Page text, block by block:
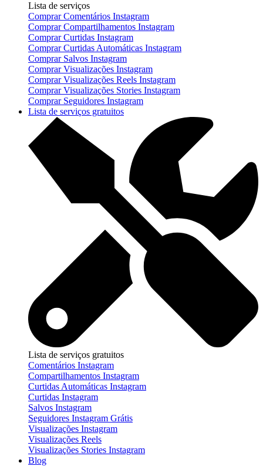
Lista de serviços
Comprar Comentários Instagram
Comprar Compartilhamentos Instagram
Comprar Curtidas Instagram
Comprar Curtidas Automáticas Instagram
Comprar Salvos Instagram
Comprar Visualizações Instagram
Comprar Visualizações Reels Instagram
Comprar Visualizações Stories Instagram
Comprar Seguidores Instagram
Lista de serviços gratuitos
Lista de serviços gratuitos
Comentários Instagram
Compartilhamentos Instagram
Curtidas Automáticas Instagram
Curtidas Instagram
Salvos Instagram
Seguidores Instagram Grátis
Visualizações Instagram
Visualizações Reels
Visualizações Stories Instagram
Blog